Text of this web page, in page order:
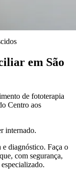
em São
de fototerapia
Centro aos
internado.
diagnóstico. Faça o
, com segurança,